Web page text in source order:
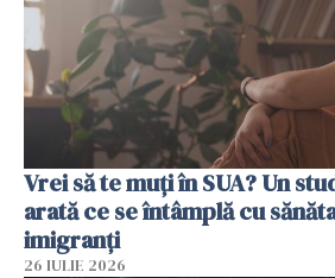
Vrei să te muți în SUA? Un
arată ce se întâmplă cu
imigranți
26 IULIE 2026